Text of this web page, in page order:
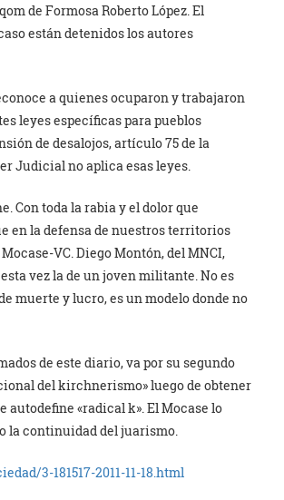
de Formosa Roberto López. El
están detenidos los autores
a quienes ocuparon y trabajaron
leyes específicas para pueblos
de desalojos, artículo 75 de la
Judicial no aplica esas leyes.
Con toda la rabia y el dolor que
en la defensa de nuestros territorios
VC. Diego Montón, del MNCI,
vez la de un joven militante. No es
muerte y lucro, es un modelo donde no
de este diario, va por su segundo
del kirchnerismo» luego de obtener
autodefine «radical k». El Mocase lo
la continuidad del juarismo.
3-181517-2011-11-18.html